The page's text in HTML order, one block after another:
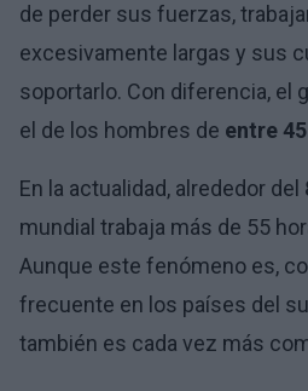
de perder sus fuerzas,
excesivamente largas y sus
soportarlo. Con diferencia, el
el de los hombres de entre
En la actualidad, alrededor del
mundial trabaja más de 55
Aunque este fenómeno es,
frecuente en los países del
también es cada vez más